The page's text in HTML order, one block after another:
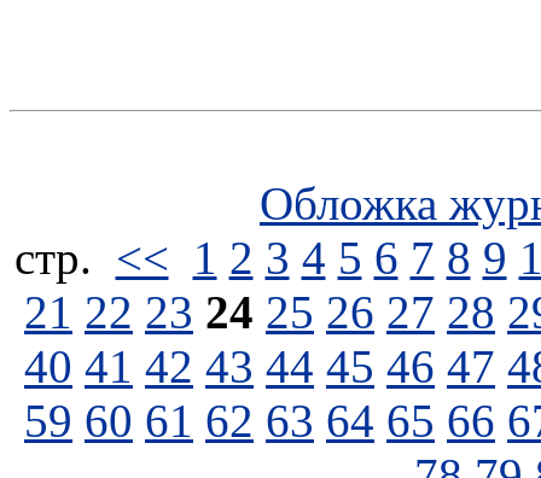
Обложка
стp. << 1 2 3 4 5 6 7 8 9
21 22 23 24 25 26 27 28
40 41 42 43 44 45 46 47
59 60 61 62 63 64 65 66